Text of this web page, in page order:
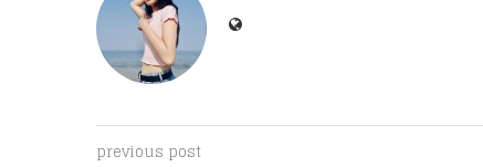
previous post